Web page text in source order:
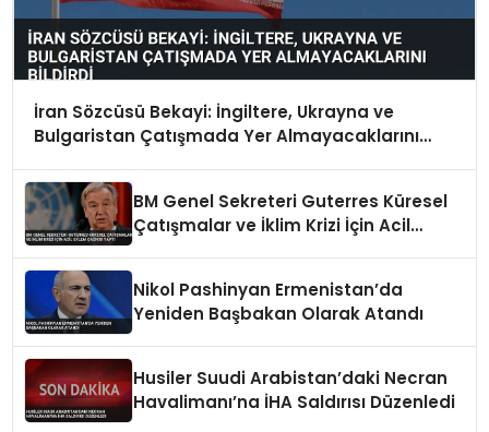
İran Sözcüsü Bekayi: İngiltere, Ukrayna ve
Bulgaristan Çatışmada Yer Almayacaklarını
BM Genel Sekreteri Guterres Küresel
Çatışmalar ve İklim Krizi İçin Acil
Nikol Pashinyan Ermenistan’da
Yeniden Başbakan Olarak Atandı
Husiler Suudi Arabistan’daki Necran
Havalimanı’na İHA Saldırısı Düzenledi